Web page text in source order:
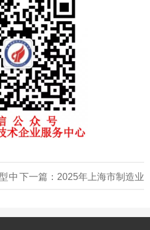
中 下一篇： 2025年上海市制造业